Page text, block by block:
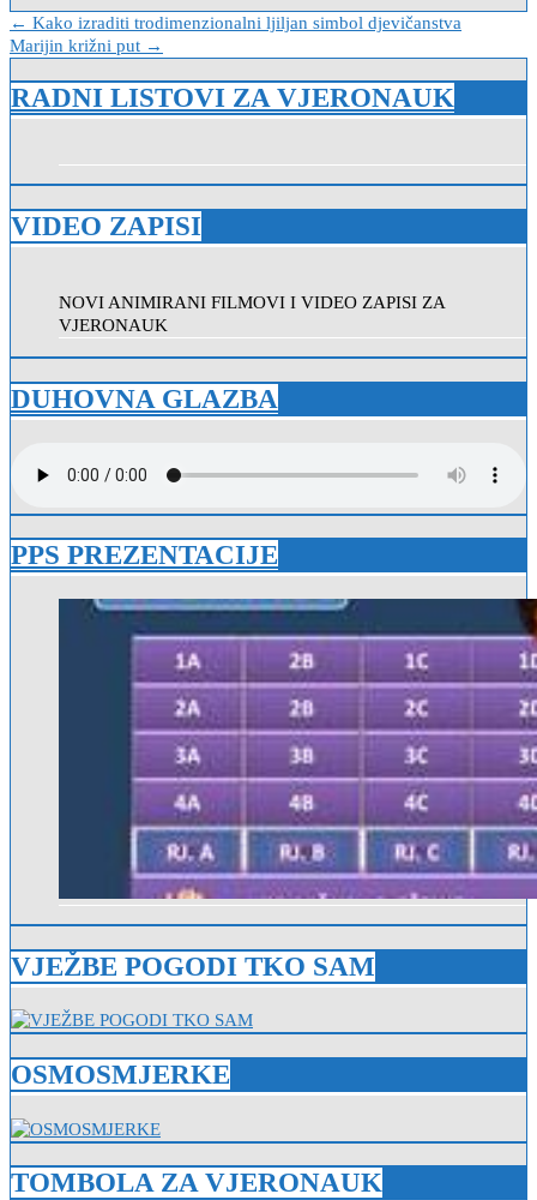
Navigacija
objava
← Kako izraditi trodimenzionalni ljiljan simbol djevičanstva
Marijin križni put →
RADNI LISTOVI ZA VJERONAUK
VIDEO ZAPISI
NOVI ANIMIRANI FILMOVI I VIDEO ZAPISI ZA
VJERONAUK
DUHOVNA GLAZBA
PPS PREZENTACIJE
VJEŽBE POGODI TKO SAM
OSMOSMJERKE
TOMBOLA ZA VJERONAUK